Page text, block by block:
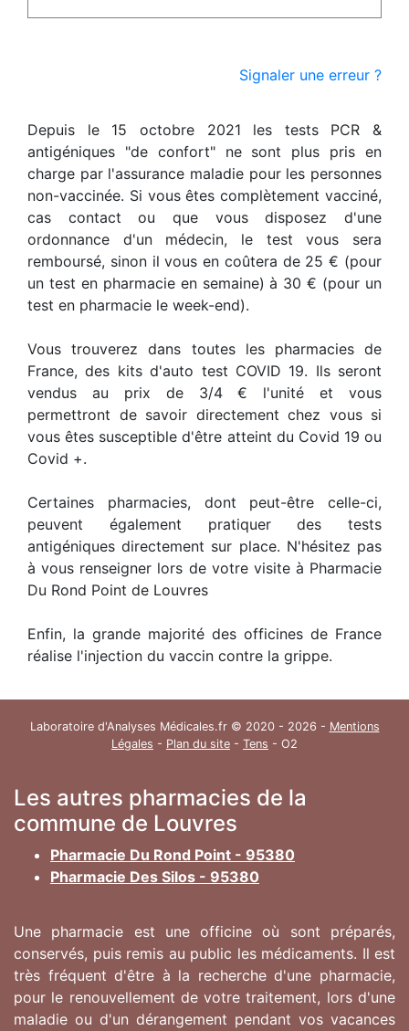
Signaler une erreur ?
Depuis le 15 octobre 2021 les tests PCR &
antigéniques "de confort" ne sont plus pris en
charge par l'assurance maladie pour les personnes
non-vaccinée. Si vous êtes complètement vacciné,
cas contact ou que vous disposez d'une
ordonnance d'un médecin, le test vous sera
remboursé, sinon il vous en coûtera de 25 € (pour
un test en pharmacie en semaine) à 30 € (pour un
test en pharmacie le week-end).
Vous trouverez dans toutes les pharmacies de
France, des kits d'auto test COVID 19. Ils seront
vendus au prix de 3/4 € l'unité et vous
permettront de savoir directement chez vous si
vous êtes susceptible d'être atteint du Covid 19 ou
Covid +.
Certaines pharmacies, dont peut-être celle-ci,
peuvent également pratiquer des tests
antigéniques directement sur place. N'hésitez pas
à vous renseigner lors de votre visite à Pharmacie
Du Rond Point de Louvres
Enfin, la grande majorité des officines de France
réalise l'injection du vaccin contre la grippe.
Laboratoire d'Analyses Médicales.fr © 2020 - 2026 - Mentions
Légales - Plan du site - Tens - O2
Les autres pharmacies de la
commune de Louvres
Pharmacie Du Rond Point - 95380
Pharmacie Des Silos - 95380
Une pharmacie est une officine où sont préparés,
conservés, puis remis au public les médicaments. Il est
très fréquent d'être à la recherche d'une pharmacie,
pour le renouvellement de votre traitement, lors d'une
maladie ou d'un dérangement pendant vos vacances